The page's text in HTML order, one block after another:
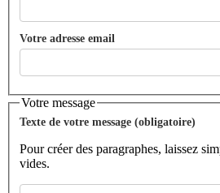
Votre adresse email
Votre message
Texte de votre message (obligatoire)
Pour créer des paragraphes, laissez
vides.